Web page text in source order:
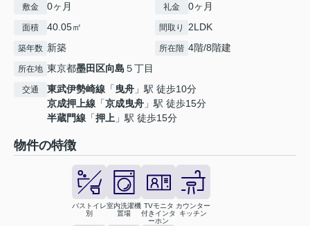
敷金 0ヶ月 礼金 0ヶ月
面積 40.05㎡ 間取り 2LDK
築年数 新築 所在階 4階/8階建
所在地 東京都墨田区向島 ５丁目
交通 東武伊勢崎線 「曳舟 」駅 徒歩10分
京成押上線 「京成曳舟 」駅 徒歩15分
半蔵門線 「押上 」駅 徒歩15分
物件の特徴
バストイレ
別
室内洗濯機
置場
TVモニタ
付きインタ
ーホン
カウンター
キッチン